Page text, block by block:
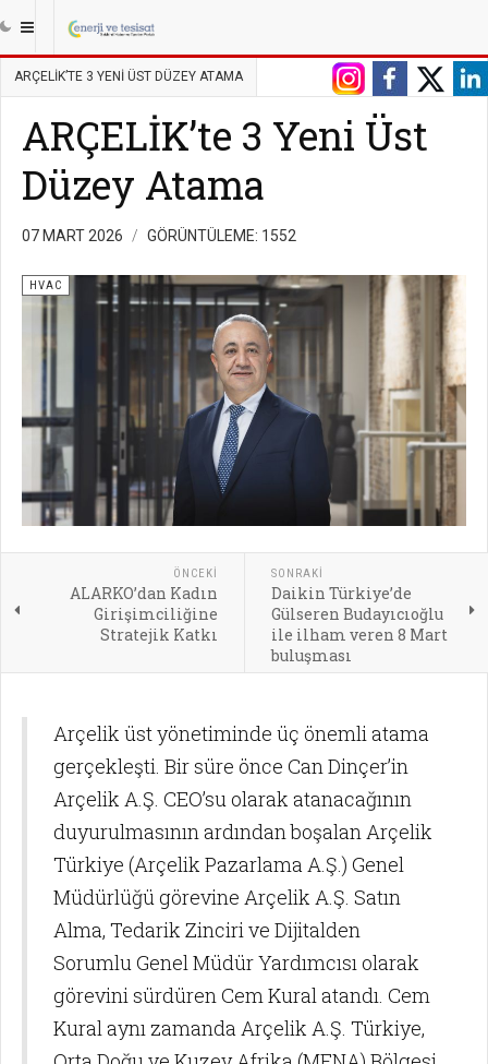
||| ANASAYFA TESISAT
ARÇELİK’TE 3 YENI ÜST DÜZEY ATAMA
ARÇELİK’te 3 Yeni Üst
Düzey Atama
07 MART 2026 GÖRÜNTÜLEME: 1552
HVAC
ÖNCEKI
ALARKO’dan Kadın
Girişimciliğine
Stratejik Katkı
SONRAKI
Daikin Türkiye’de
Gülseren Budayıcıoğlu
ile ilham veren 8 Mart
buluşması
Arçelik üst yönetiminde üç önemli atama
gerçekleşti. Bir süre önce Can Dinçer’in
Arçelik A.Ş. CEO’su olarak atanacağının
duyurulmasının ardından boşalan Arçelik
Türkiye (Arçelik Pazarlama A.Ş.) Genel
Müdürlüğü görevine Arçelik A.Ş. Satın
Alma, Tedarik Zinciri ve Dijitalden
Sorumlu Genel Müdür Yardımcısı olarak
görevini sürdüren Cem Kural atandı. Cem
Kural aynı zamanda Arçelik A.Ş. Türkiye,